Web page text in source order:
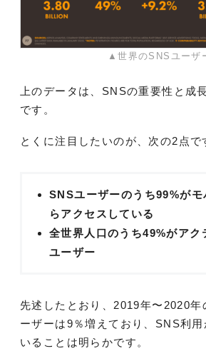
▲世界のSNSユーザ
上のデータは、SNSの重要性と成
です。
とくに注目したいのが、次の2点で
SNSユーザーのうち99%が
らアクセスしている
全世界人口のうち49%がアク
ユーザー
先述したとおり、2019年〜2020年
ーザーは9％増えており、SNS利
いることは明らかです。